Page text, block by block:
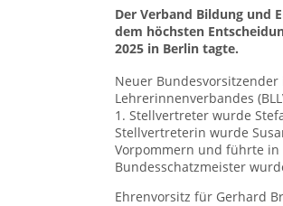
Der Verband Bildung und
dem höchsten
2025 in Berlin tagte.
Neuer
Lehrerinnenverbandes
1. Stellvertreter wurde
Stellvertreterin wurde
Vorpommern und führte in
Bundesschatzmeister
Ehrenvorsitz für Gerhard